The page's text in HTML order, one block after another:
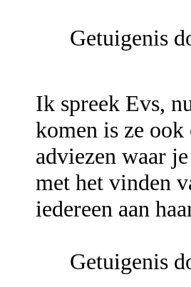
Getuigenis
Ik spreek Evs,
komen is ze ook
adviezen waar
met het vinden
iedereen aan
Getuigenis